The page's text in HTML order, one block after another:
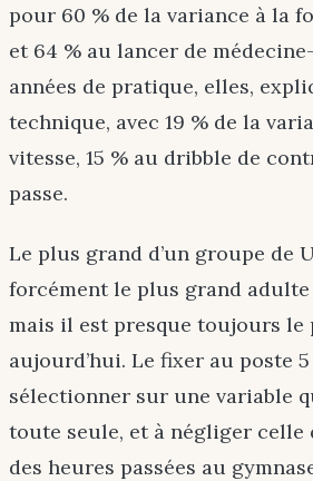
pour 60 % de la variance à la
et 64 % au lancer de
années de pratique, elles,
technique, avec 19 % de la
vitesse, 15 % au dribble de
passe.
Le plus grand d’un groupe de
forcément le plus grand adulte
mais il est presque toujours le
aujourd’hui. Le fixer au poste
sélectionner sur une variable
toute seule, et à négliger celle
des heures passées au